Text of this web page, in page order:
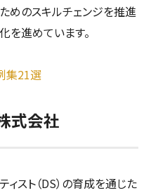
めのスキルチェンジを推進
を進めています。
集21選
式会社
スト（DS）の育成を通じた